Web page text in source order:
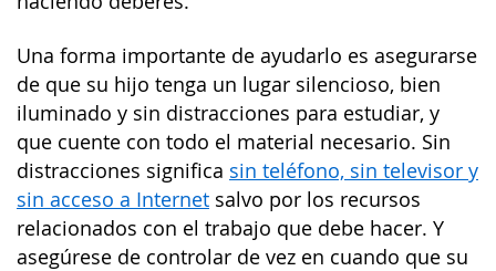
Una forma importante de ayudarlo es asegurarse
de que su hijo tenga un lugar silencioso, bien
iluminado y sin distracciones para estudiar, y
que cuente con todo el material necesario. Sin
distracciones significa sin teléfono, sin televisor y
sin acceso a Internet salvo por los recursos
relacionados con el trabajo que debe hacer. Y
asegúrese de controlar de vez en cuando que su